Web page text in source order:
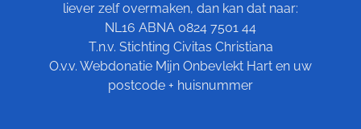
liever zelf overmaken, dan kan dat naar:
NL16 ABNA 0824 7501 44
T.n.v. Stichting Civitas Christiana
O.v.v. Webdonatie Mijn Onbevlekt Hart en uw
postcode + huisnummer